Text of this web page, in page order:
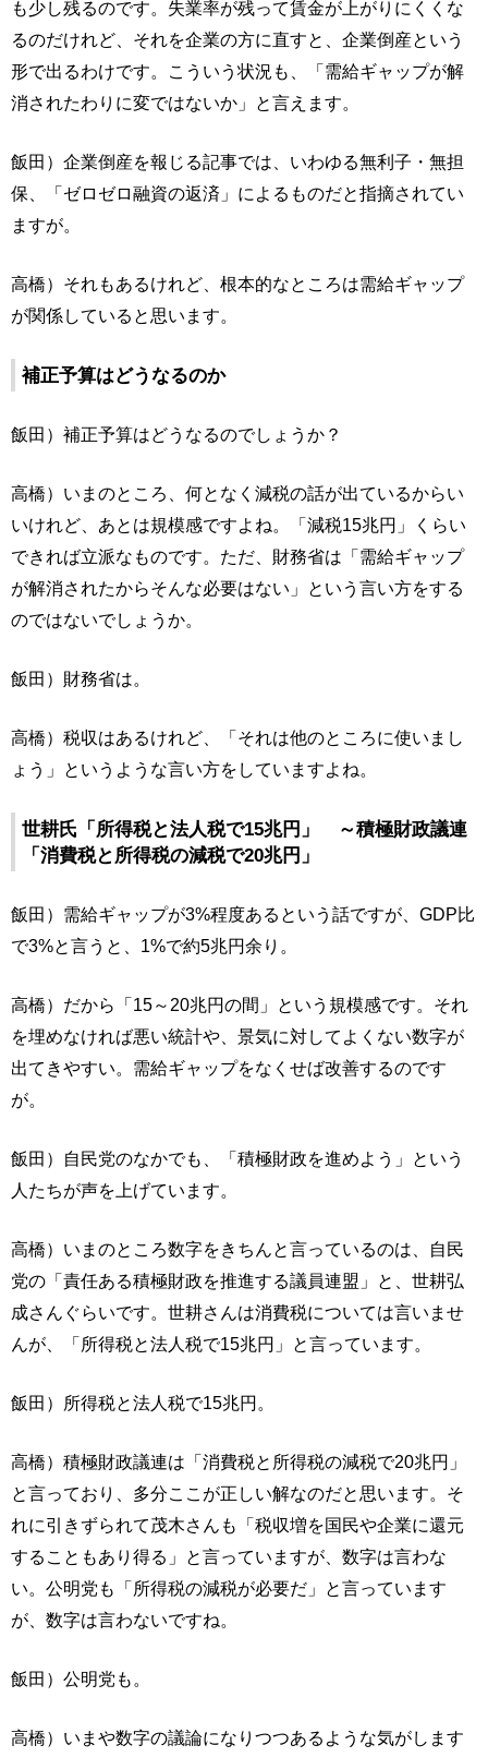
も少し残るのです。失業率が残って賃金が上がりにくくな
るのだけれど、それを企業の方に直すと、企業倒産という
形で出るわけです。こういう状況も、「需給ギャップが解
消されたわりに変ではないか」と言えます。
飯田）企業倒産を報じる記事では、いわゆる無利子・無担
保、「ゼロゼロ融資の返済」によるものだと指摘されてい
ますが。
高橋）それもあるけれど、根本的なところは需給ギャップ
が関係していると思います。
補正予算はどうなるのか
飯田）補正予算はどうなるのでしょうか？
高橋）いまのところ、何となく減税の話が出ているからい
いけれど、あとは規模感ですよね。「減税15兆円」くらい
できれば立派なものです。ただ、財務省は「需給ギャップ
が解消されたからそんな必要はない」という言い方をする
のではないでしょうか。
飯田）財務省は。
高橋）税収はあるけれど、「それは他のところに使いまし
ょう」というような言い方をしていますよね。
世耕氏「所得税と法人税で15兆円」 ～積極財政議連
「消費税と所得税の減税で20兆円」
飯田）需給ギャップが3%程度あるという話ですが、GDP比
で3%と言うと、1%で約5兆円余り。
高橋）だから「15～20兆円の間」という規模感です。それ
を埋めなければ悪い統計や、景気に対してよくない数字が
出てきやすい。需給ギャップをなくせば改善するのです
が。
飯田）自民党のなかでも、「積極財政を進めよう」という
人たちが声を上げています。
高橋）いまのところ数字をきちんと言っているのは、自民
党の「責任ある積極財政を推進する議員連盟」と、世耕弘
成さんぐらいです。世耕さんは消費税については言いませ
んが、「所得税と法人税で15兆円」と言っています。
飯田）所得税と法人税で15兆円。
高橋）積極財政議連は「消費税と所得税の減税で20兆円」
と言っており、多分ここが正しい解なのだと思います。そ
れに引きずられて茂木さんも「税収増を国民や企業に還元
することもあり得る」と言っていますが、数字は言わな
い。公明党も「所得税の減税が必要だ」と言っています
が、数字は言わないですね。
飯田）公明党も。
高橋）いまや数字の議論になりつつあるような気がします